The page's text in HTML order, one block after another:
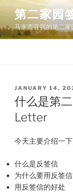
Skip
content
第二家园
马来西亚我的第二
POSTED
ON
JANUARY 14,
什么是第
Letter
今天主要介绍一下
什么是反签信
为什么要用反签信
用反签信的好处